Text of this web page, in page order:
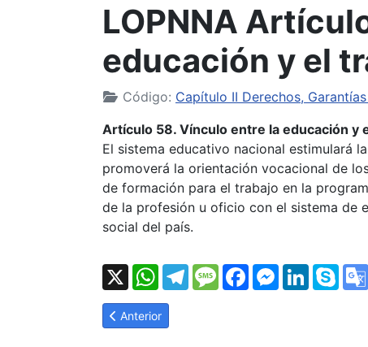
LOPNNA
educación y el
Código: Capítulo II Derechos,
Artículo 58. Vínculo entre la educación y
El sistema educativo nacional estimulará
promoverá la orientación vocacional de
de formación para el trabajo en la
de la profesión u oficio con el sistema de
social del país.
X WhatsApp
TelegramMessageFacebook
Messenger
LinkedIn
Artículo anterior: LOPNNA Artículo 57:
Anterior